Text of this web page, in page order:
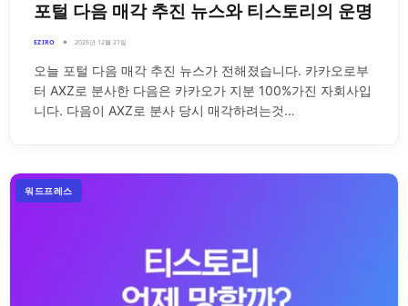
포털 다음 매각 추진 뉴스와 티스토리의 운명
EZIRO 2025년 12월 21일
오늘 포털 다음 매각 추진 뉴스가 전해졌습니다. 카카오로부
터 AXZ로 분사한 다음은 카카오가 지분 100%가진 자회사입
니다. 다음이 AXZ로 분사 당시 매각하려는것…
워드프레스